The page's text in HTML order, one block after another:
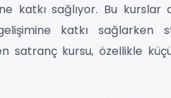
katkı sağlıyor. Bu kurslar
katkı sağlarken
satranç kursu, özellikle